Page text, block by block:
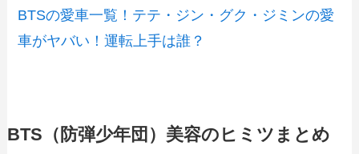
BTSの愛車一覧！テテ・ジン・グク・ジミンの愛
車がヤバい！運転上手は誰？
BTS（防弾少年団）美容のヒミツまとめ